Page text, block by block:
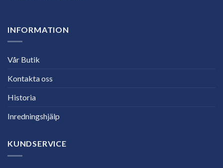
INFORMATION
Vår Butik
Kontakta oss
Historia
Inredningshjälp
KUNDSERVICE